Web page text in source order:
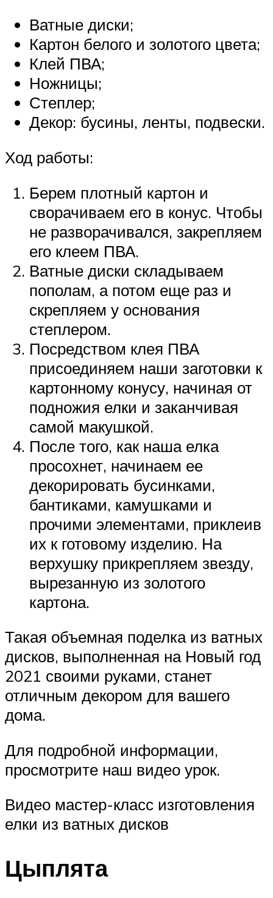
Ватные диски;
Картон белого и золотого цвета;
Клей ПВА;
Ножницы;
Степлер;
Декор: бусины, ленты, подвески.
Ход работы:
Берем плотный картон и
сворачиваем его в конус. Чтобы
не разворачивался, закрепляем
его клеем ПВА.
Ватные диски складываем
пополам, а потом еще раз и
скрепляем у основания
степлером.
Посредством клея ПВА
присоединяем наши заготовки к
картонному конусу, начиная от
подножия елки и заканчивая
самой макушкой.
После того, как наша елка
просохнет, начинаем ее
декорировать бусинками,
бантиками, камушками и
прочими элементами, приклеив
их к готовому изделию. На
верхушку прикрепляем звезду,
вырезанную из золотого
картона.
Такая объемная поделка из ватных
дисков, выполненная на Новый год
2021 своими руками, станет
отличным декором для вашего
дома.
Для подробной информации,
просмотрите наш видео урок.
Видео мастер-класс изготовления
елки из ватных дисков
Цыплята